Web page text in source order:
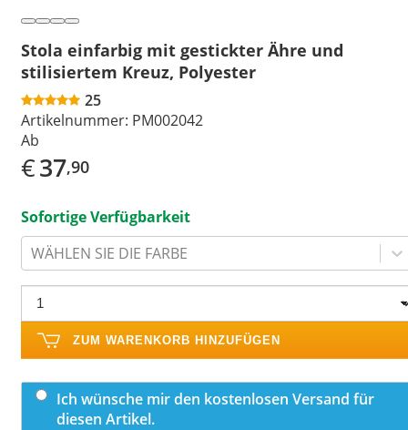
Stola einfarbig mit gestickter Ähre und
stilisiertem Kreuz, Polyester
25
Artikelnummer: PM002042
Ab
€37,90
Sofortige Verfügbarkeit
WÄHLEN SIE DIE FARBE
ZUM WARENKORB HINZUFÜGEN
Ich wünsche mir den kostenlosen Versand für
diesen Artikel.